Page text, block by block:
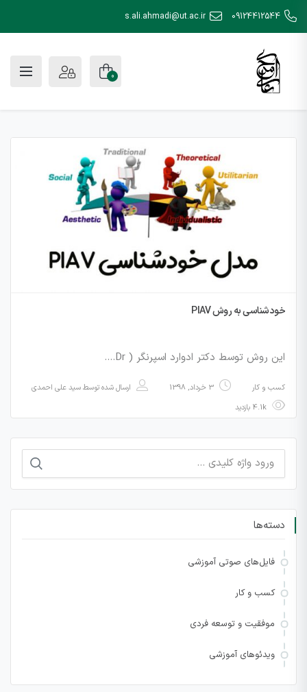
09124412544
s.ali.ahmadi@ut.ac.ir
0
خودشناسی به روش PIAV
این روش توسط دکتر ادوارد اسپرنگر ( Dr.…
کسب و کار 3 خرداد, 1398 ارسال شده توسطسید علی احمدی
جستجو
برای:
دسته‌ها
فایل‌های صوتی آموزشی
کسب و کار
موفقیت و توسعه فردی
ویدئوهای آموزشی